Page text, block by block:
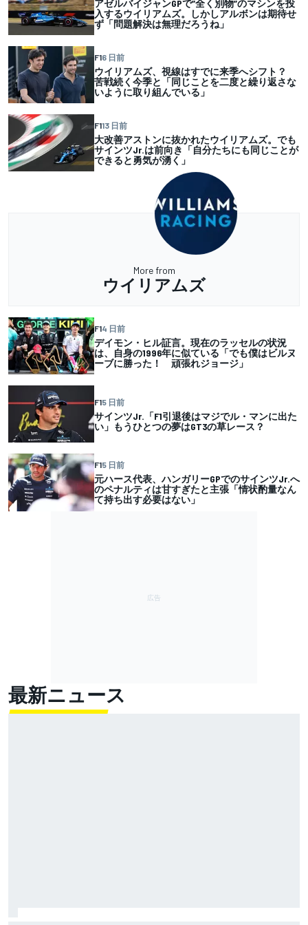
アゼルバイジャンGPで”全く別物”のマシンを投
入するウイリアムズ。しかしアルボンは期待せ
ず「問題解決は無理だろうね」
F16 日前
ウイリアムズ、視線はすでに来季へシフト？
苦戦続く今季と「同じことを二度と繰り返さな
いように取り組んでいる」
F113 日前
大改善アストンに抜かれたウイリアムズ。でも
サインツJr.は前向き「自分たちにも同じことが
できると勇気が湧く」
More from
ウイリアムズ
F14 日前
デイモン・ヒル証言。現在のラッセルの状況
は、自身の1996年に似ている「でも僕はビルヌ
ーブに勝った！ 頑張れジョージ」
F15 日前
サインツJr.「F1引退後はマジでル・マンに出た
い」もうひとつの夢はGT3の草レース？
F15 日前
元ハース代表、ハンガリーGPでのサインツJr.へ
のペナルティは甘すぎたと主張「情状酌量なん
て持ち出す必要はない」
最新ニュース